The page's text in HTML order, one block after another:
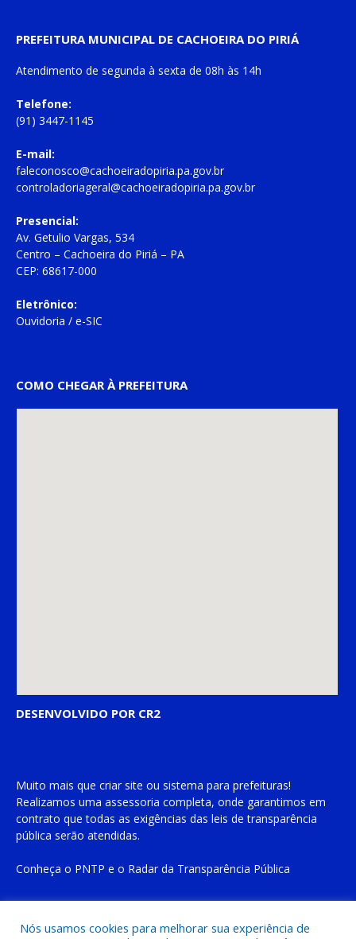
PREFEITURA MUNICIPAL DE CACHOEIRA DO PIRIÁ
Atendimento de segunda à sexta de 08h às 14h
Telefone:
(91) 3447-1145
E-mail:
faleconosco@cachoeiradopiria.pa.gov.br
controladoriageral@cachoeiradopiria.pa.gov.br
Presencial:
Av. Getulio Vargas, 534
Centro – Cachoeira do Piriá – PA
CEP: 68617-000
Eletrônico:
Ouvidoria / e-SIC
COMO CHEGAR À PREFEITURA
DESENVOLVIDO POR CR2
Muito mais que criar site ou sistema para prefeituras!
Realizamos uma assessoria completa, onde garantimos em
contrato que todas as exigências das leis de transparência
pública serão atendidas.
Conheça o PNTP e o Radar da Transparência Pública
Nós usamos cookies para melhorar sua experiência de